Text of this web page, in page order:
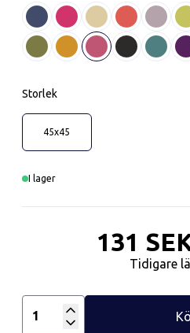
Blå CeriseChampange
Korall
OrangeRosa
Storlek
45x45
I lager
131
Tidigare
Antal